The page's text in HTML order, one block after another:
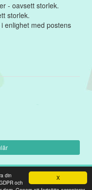
X
din
och
- oavsett storlek.
storlek.
enlighet med postens
-Webshop levererad av